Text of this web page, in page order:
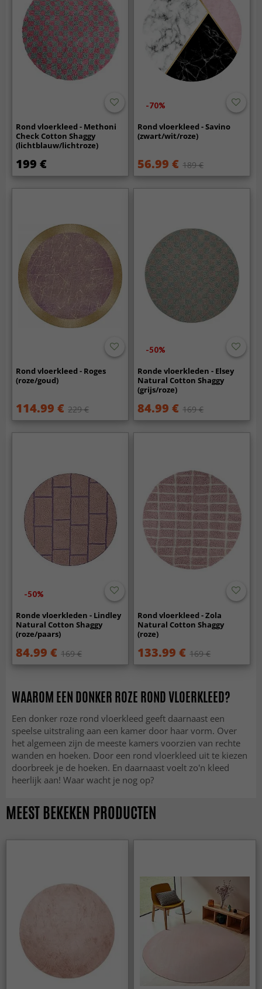
Rond vloerkleed - Methoni
Check Cotton Shaggy
(lichtblauw/lichtroze)
199 €
-70%
Rond vloerkleed - Savino
(zwart/wit/roze)
56.99 € 189 €
Rond vloerkleed - Roges
(roze/goud)
114.99 € 229 €
-50%
Ronde vloerkleden - Elsey
Natural Cotton Shaggy
(grijs/roze)
84.99 € 169 €
-50%
Ronde vloerkleden - Lindley
Natural Cotton Shaggy
(roze/paars)
84.99 € 169 €
Rond vloerkleed - Zola
Natural Cotton Shaggy
(roze)
133.99 € 169 €
WAAROM EEN DONKER ROZE ROND VLOERKLEED?
Een donker roze rond vloerkleed geeft daarnaast een
speelse uitstraling aan een kamer door haar vorm. Over
het algemeen zijn de meeste kamers voorzien van rechte
wanden en hoeken. Door een rond vloerkleed uit te kiezen
doorbreek je de hoeken. En daarnaast voelt zo'n kleed
heerlijk aan! Waar wacht je nog op?
MEEST BEKEKEN PRODUCTEN